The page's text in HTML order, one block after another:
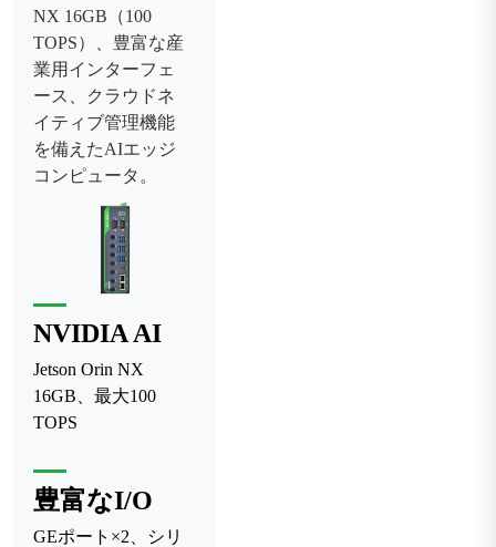
NX 16GB（100
TOPS）、豊富な産
業用インターフェ
ース、クラウドネ
イティブ管理機能
を備えたAIエッジ
コンピュータ。
NVIDIA AI
Jetson Orin NX
16GB、最大100
TOPS
豊富なI/O
GEポート×2、シリ